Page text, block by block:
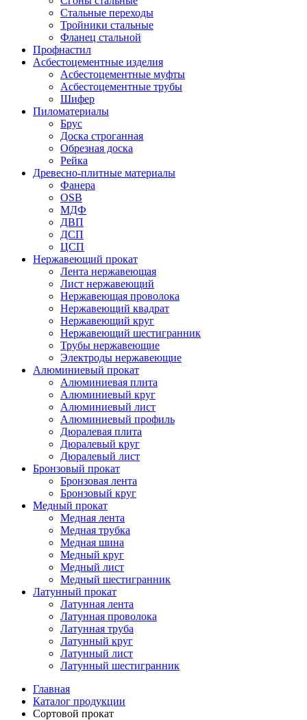
Стальные переходы
Тройники стальные
Фланец стальной
Профнастил
Асбестоцементные изделия
Асбестоцементные муфты
Асбестоцементные трубы
Шифер
Пиломатериалы
Брус
Доска строганная
Обрезная доска
Рейка
Древесно-плитные материалы
Фанера
OSB
МДФ
ДВП
ДСП
ЦСП
Нержавеющий прокат
Лента нержавеющая
Лист нержавеющий
Нержавеющая проволока
Нержавеющий квадрат
Нержавеющий круг
Нержавеющий шестигранник
Трубы нержавеющие
Электроды нержавеющие
Алюминиевый прокат
Алюминиевая плита
Алюминиевый круг
Алюминиевый лист
Алюминиевый профиль
Дюралевая плита
Дюралевый круг
Дюралевый лист
Бронзовый прокат
Бронзовая лента
Бронзовый круг
Медный прокат
Медная лента
Медная трубка
Медная шина
Медный круг
Медный лист
Медный шестигранник
Латунный прокат
Латунная лента
Латунная проволока
Латунная труба
Латунный круг
Латунный лист
Латунный шестигранник
Главная
Каталог продукции
Сортовой прокат